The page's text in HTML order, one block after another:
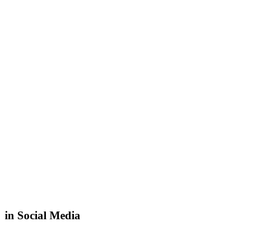
in Social Media